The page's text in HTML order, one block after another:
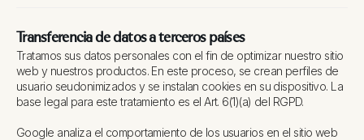
Transferencia de datos a terceros países
Tratamos sus datos personales con el fin de optimizar nuestro sitio
web y nuestros productos. En este proceso, se crean perfiles de
usuario seudonimizados y se instalan cookies en su dispositivo. La
base legal para este tratamiento es el Art. 6(1)(a) del RGPD.
Google analiza el comportamiento de los usuarios en el sitio web